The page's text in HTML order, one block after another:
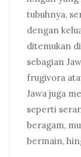
tubuhnya,
dengan
ditemukan
sebagian
frugivora
Jawa juga
seperti
beragam,
bermain,